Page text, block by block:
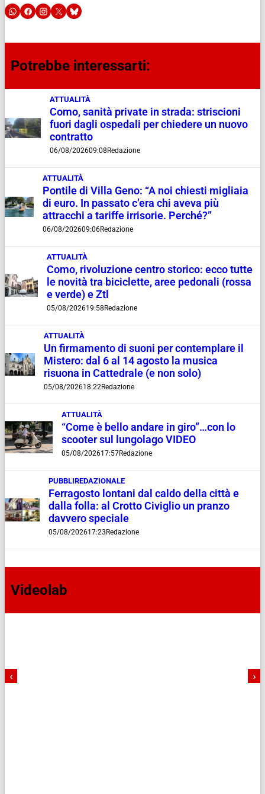
Potrebbe interessarti:
ATTUALITÀ
Como, sanità private in strada: striscioni
fuori dagli ospedali per chiedere un nuovo
contratto
06/08/202609:08 Redazione
ATTUALITÀ
Pontile di Villa Geno: “A noi chiesti migliaia
di euro. In passato c’era chi aveva più
attracchi a tariffe irrisorie. Perché?”
06/08/202609:06Redazione
ATTUALITÀ
Como, rivoluzione centro storico: ecco tutte
le novità tra biciclette, aree pedonali (rossa
e verde) e Ztl
05/08/202619:58 Redazione
ATTUALITÀ
Un firmamento di suoni per contemplare il
Mistero: dal 6 al 14 agosto la musica
risuona in Cattedrale (e non solo)
05/08/202618:22Redazione
ATTUALITÀ
“Come è bello andare in giro”…con lo
scooter sul lungolago VIDEO
05/08/202617:57Redazione
PUBBLIREDAZIONALE
Ferragosto lontani dal caldo della città e
dalla folla: al Crotto Civiglio un pranzo
davvero speciale
05/08/202617:23 Redazione
Videolab
‹ ›